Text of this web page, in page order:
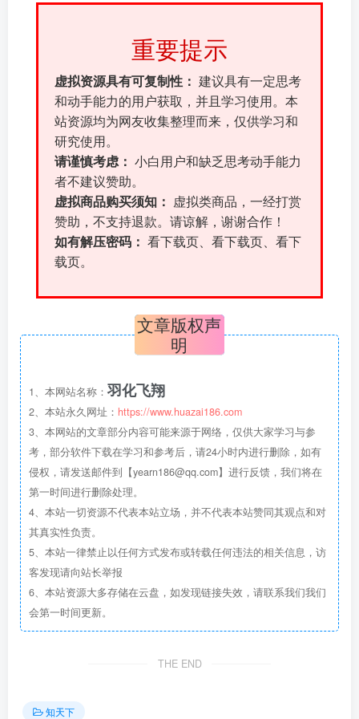
重要提示
虚拟资源具有可复制性： 建议具有一定思考
和动手能力的用户获取，并且学习使用。本
站资源均为网友收集整理而来，仅供学习和
研究使用。
请谨慎考虑： 小白用户和缺乏思考动手能力
者不建议赞助。
虚拟商品购买须知：
虚拟类商品，一经打赏
赞助，不支持退款。请谅解，谢谢合作！
如有解压密码： 看下载页、看下载页、看下
载页。
文章版权声
明
1、本网站名称： 羽化飞翔
2、本站永久网址： https://www.huazai186.com
3、本网站的文章部分内容可能来源于网络，仅供大家学习与参
考，部分软件下载在学习和参考后，请24小时内进行删除，如有
侵权，请发送邮件到【yearn186@qq.com】进行反馈，我们将在
第一时间进行删除处理。
4、本站一切资源不代表本站立场，并不代表本站赞同其观点和对
其真实性负责。
5、本站一律禁止以任何方式发布或转载任何违法的相关信息，访
客发现请向站长举报
6、本站资源大多存储在云盘，如发现链接失效，请联系我们我们
会第一时间更新。
THE END
知天下